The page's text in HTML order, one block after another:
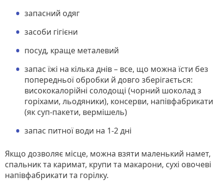
запасний одяг
засоби гігієни
посуд, краще металевий
запас їжі на кілька днів – все, що можна їсти без
попередньої обробки й довго зберігається:
висококалорійні солодощі (чорний шоколад з
горіхами, льодяники), консерви, напівфабрикати
(як суп-пакети, вермішель)
запас питної води на 1-2 дні
Якщо дозволяє місце, можна взяти маленький намет,
спальник та каримат, крупи та макарони, сухі овочеві
напівфабрикати та горілку.